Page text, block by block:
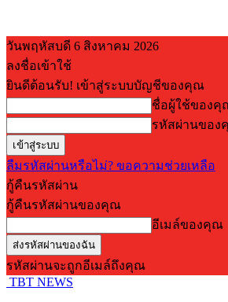
วันพฤหัสบดี 6 สิงหาคม 2026
ลงชื่อเข้าใช้
ยินดีต้อนรับ! เข้าสู่ระบบบัญชีของคุณ
ชื่อผู้ใช้ของคุ
รหัสผ่านของ
ลืมรหัสผ่านหรือไม่? ขอความช่วยเหลือ
กู้คืนรหัสผ่าน
กู้คืนรหัสผ่านของคุณ
อีเมล์ของคุณ
รหัสผ่านจะถูกอีเมล์ถึงคุณ
TBT NEWS